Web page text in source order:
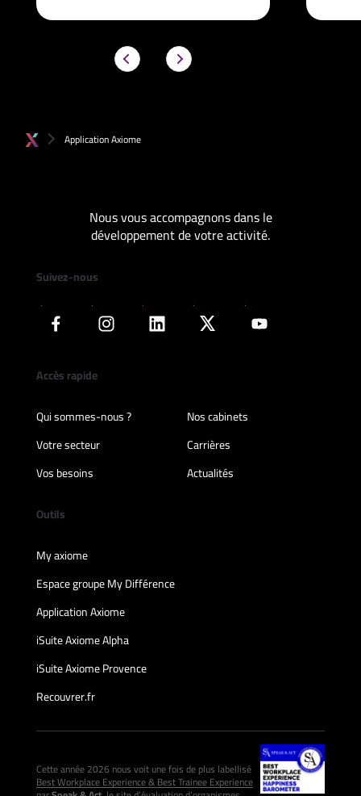
Application Axiome
Nous vous accompagnons dans le
développement de votre activité.
Suivez-nous
Accès rapide
Qui sommes-nous ?
Nos cabinets
Votre secteur
Carrières
Vos besoins
Actualités
Outils
My axiome
Espace groupe My Différence
Application Axiome
iSuite Axiome Alpha
iSuite Axiome Provence
Recouvrer.fr
Cette année 2026 nous voit une fois de plus labellisé
Best Workplace Experience & Best Trainee Experience